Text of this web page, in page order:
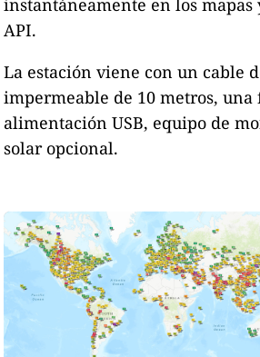
instantáneamente en los mapas
API.
La estación viene con un cable
impermeable de 10 metros, una
alimentación USB, equipo de
solar opcional.